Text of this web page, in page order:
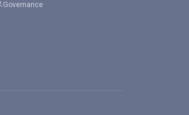
Governance